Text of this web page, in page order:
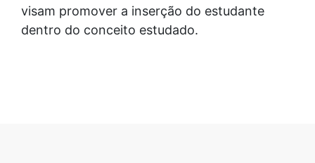
visam promover a inserção do estudante
dentro do conceito estudado.